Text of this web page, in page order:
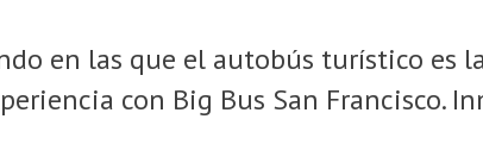
en las que el autobús turístico es
con Big Bus San Francisco.